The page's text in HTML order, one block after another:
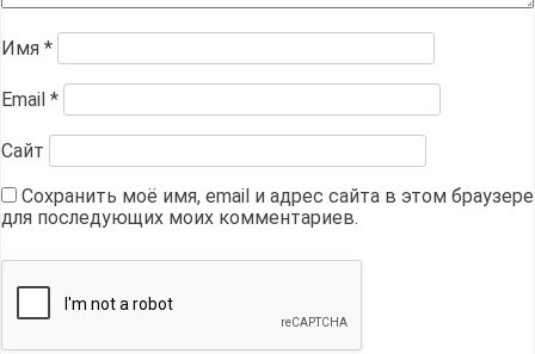
Имя *
Email *
Сайт
Сохранить моё имя, email и адрес сайта в этом браузере
для последующих моих комментариев.